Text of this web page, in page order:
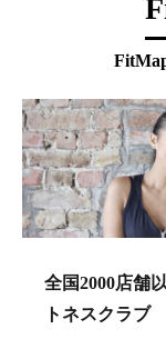
全国2000店舗
トネスクラブ